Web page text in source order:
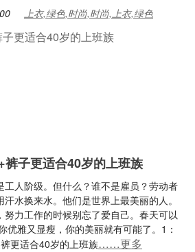
上衣,绿色,时尚,时尚,上衣,绿色
裤子更适合40岁的上班族
工人阶级。但什么？谁不是雇员？劳动者
水换来水。他们是世界上最美丽的人。
努力工作的时候别忘了爱自己。春天可以
优雅又显瘦，你的美丽就有可能了。1：
更适合40岁的上班族……更多